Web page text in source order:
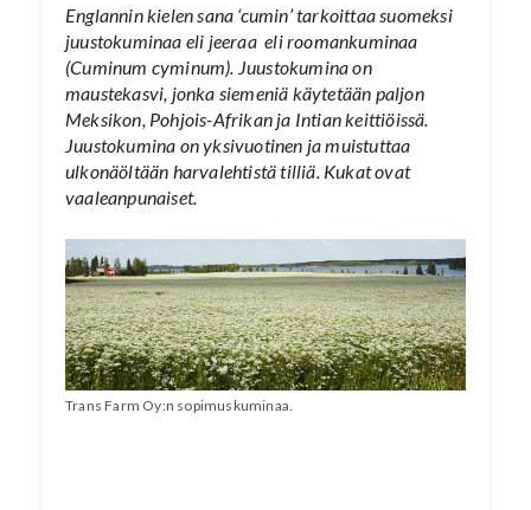
Englannin kielen sana ‘cumin’ tarkoittaa suomeksi
juustokuminaa eli jeeraa eli roomankuminaa
(Cuminum cyminum). Juustokumina on
maustekasvi, jonka siemeniä käytetään paljon
Meksikon, Pohjois-Afrikan ja Intian keittiöissä.
Juustokumina on yksivuotinen ja muistuttaa
ulkonäöltään harvalehtistä tilliä. Kukat ovat
vaaleanpunaiset.
Trans Farm Oy:n sopimuskuminaa.